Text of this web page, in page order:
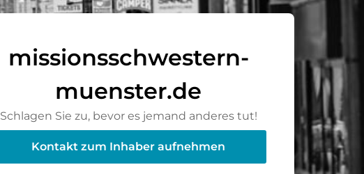
missionsschwestern-
muenster.de
Schlagen Sie zu, bevor es jemand anderes tut!
Kontakt zum Inhaber aufnehmen